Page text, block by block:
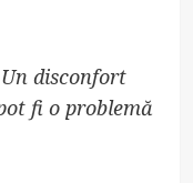
disconfort
fi o problemă